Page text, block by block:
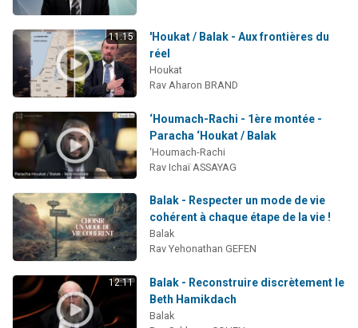
11:15
'Houkat / Balak - Aux frontières du
réel
Houkat
Rav Aharon BRAND
‘Houmach-Rachi - 1ère montée -
Paracha ‘Houkat / Balak
‘Houmach-Rachi
Rav Ichaï ASSAYAG
Balak - Respecter un mode de vie
cohérent à chaque étape de la vie !
Balak
Rav Yehonathan GEFEN
12:11
Balak - Reconstruire discrètement le
Beth Hamikdach
Balak